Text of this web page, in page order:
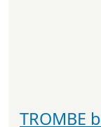
TROMBE